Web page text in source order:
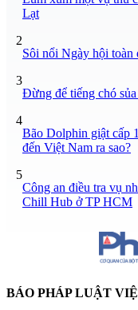
Lạt
2
Sôi nổi Ngày hội toàn
3
Đừng để tiếng chó
4
Bão Dolphin giật cấp
đến Việt Nam ra sao?
5
Công an điều tra vụ
Chill Hub ở TP HCM
BÁO PHÁP LUẬT